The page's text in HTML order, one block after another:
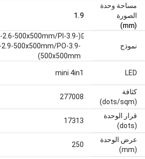
مساحة وحدة
الصورة
(mm)
1.9
نموذج
open_in_new
2.6-500x500mm/PI-3.9-
500x500mm/PO-3.9-
500x500mm)
‫LED
mini 4in1
كثافة
(dots/sqm)
277008
قرار الوحدة
(dots)
17313
عرض الوحدة
(mm)
250